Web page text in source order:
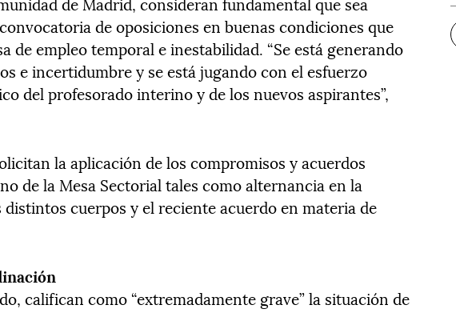
de oposiciones en buenas condiciones que
de empleo temporal e inestabilidad. “Se está generando
e incertidumbre y se está jugando con el esfuerzo
del profesorado interino y de los nuevos aspirantes”,
la aplicación de los compromisos y acuerdos
de la Mesa Sectorial tales como alternancia en la
cuerpos y el reciente acuerdo en materia de
califican como “extremadamente grave” la situación de